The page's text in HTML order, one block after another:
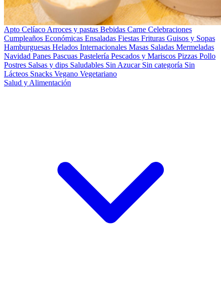
Apto Celíaco Arroces y pastas Bebidas Carne Celebraciones
Cumpleaños Económicas Ensaladas Fiestas Frituras Guisos y Sopas
Hamburguesas Helados Internacionales Masas Saladas Mermeladas
Navidad Panes Pascuas Pastelería Pescados y Mariscos Pizzas Pollo
Postres Salsas y dips Saludables Sin Azucar Sin categoría Sin
Lácteos Snacks Vegano Vegetariano
Salud y Alimentación